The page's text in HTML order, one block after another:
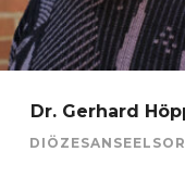
Dr. Gerhard